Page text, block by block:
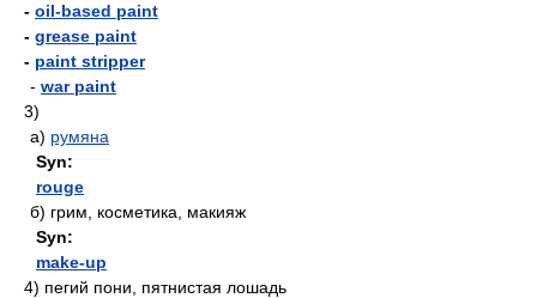
- oil-based paint
- grease paint
- paint stripper
- war paint
3)
а) румяна
Syn:
rouge
б) грим, косметика, макияж
Syn:
make-up
4) пегий пони, пятнистая лошадь